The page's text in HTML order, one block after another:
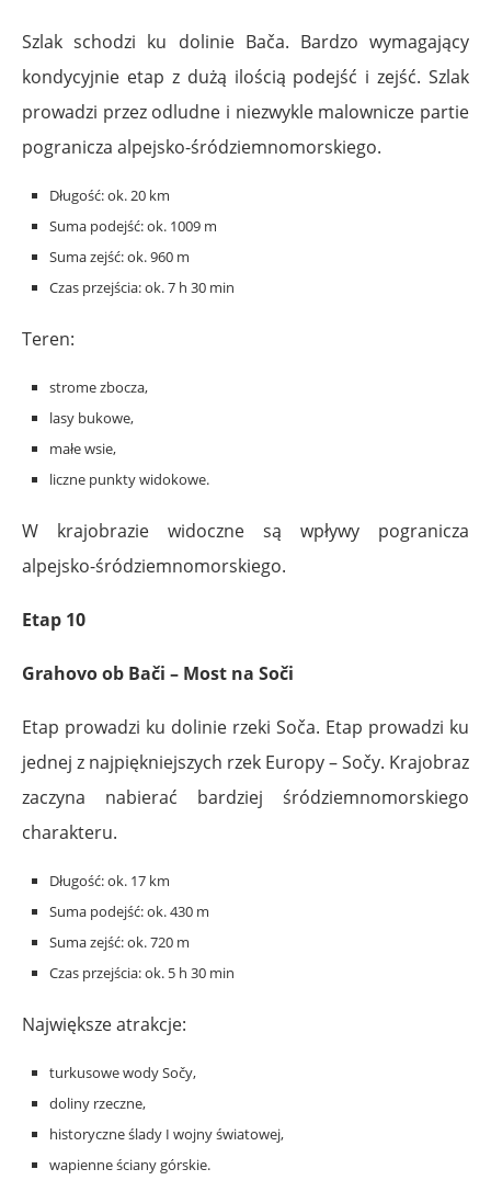
Szlak schodzi ku dolinie Bača. Bardzo wymagający
kondycyjnie etap z dużą ilością podejść i zejść. Szlak
prowadzi przez odludne i niezwykle malownicze partie
pogranicza alpejsko-śródziemnomorskiego.
Długość: ok. 20 km
Suma podejść: ok. 1009 m
Suma zejść: ok. 960 m
Czas przejścia: ok. 7 h 30 min
Teren:
strome zbocza,
lasy bukowe,
małe wsie,
liczne punkty widokowe.
W krajobrazie widoczne są wpływy pogranicza
alpejsko-śródziemnomorskiego.
Etap 10
Grahovo ob Bači – Most na Soči
Etap prowadzi ku dolinie rzeki Soča. Etap prowadzi ku
jednej z najpiękniejszych rzek Europy – Sočy. Krajobraz
zaczyna nabierać bardziej śródziemnomorskiego
charakteru.
Długość: ok. 17 km
Suma podejść: ok. 430 m
Suma zejść: ok. 720 m
Czas przejścia: ok. 5 h 30 min
Największe atrakcje:
turkusowe wody Sočy,
doliny rzeczne,
historyczne ślady I wojny światowej,
wapienne ściany górskie.